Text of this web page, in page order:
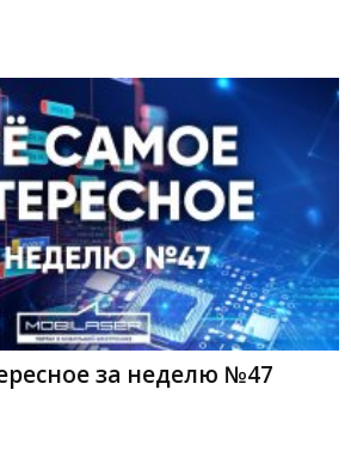
за неделю №47